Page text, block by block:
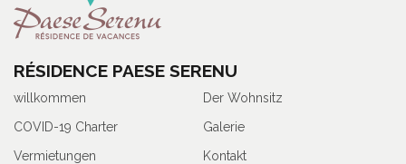
RÉSIDENCE PAESE SERENU
willkommen
Der Wohnsitz
COVID-19 Charter
Galerie
Vermietungen
Kontakt